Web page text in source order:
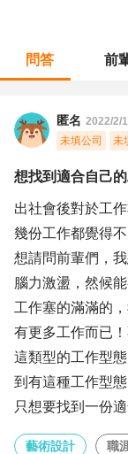
問答 前
匿名 2022/2/
未填公司
未
想找到適合自己
出社會後對於工
幾份工作都覺得不
想請問前輩們，
腦力激盪，然候
工作塞的滿滿的
有更多工作而已
這類型的工作型
到有這種工作型
只想要找到一份
藝術設計 職